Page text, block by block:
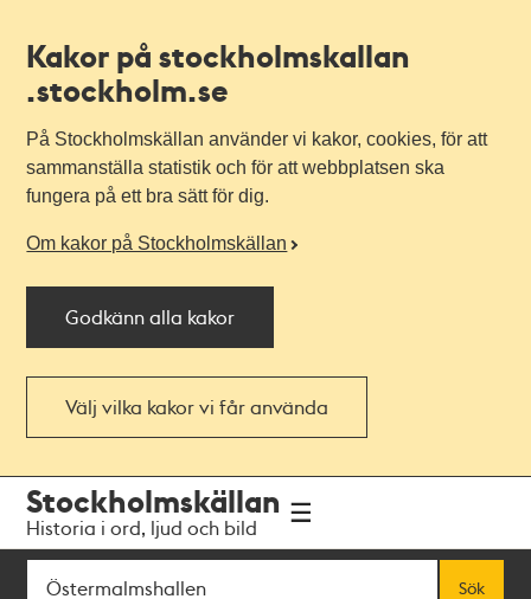
Kakor på stockholmskallan
.stockholm.se
På Stockholmskällan använder vi kakor, cookies, för att
sammanställa statistik och för att webbplatsen ska
fungera på ett bra sätt för dig.
Om kakor på Stockholmskällan
Godkänn alla kakor
Välj vilka kakor vi får använda
navigationen
huvudinnehållet
Stockholmskällan
Historia i ord, ljud och bild
Sök
Sök